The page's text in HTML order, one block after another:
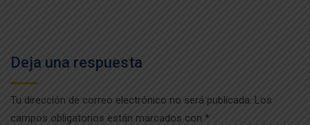
Deja una respuesta
Tu dirección de correo electrónico no será publicada. Los
campos obligatorios están marcados con *